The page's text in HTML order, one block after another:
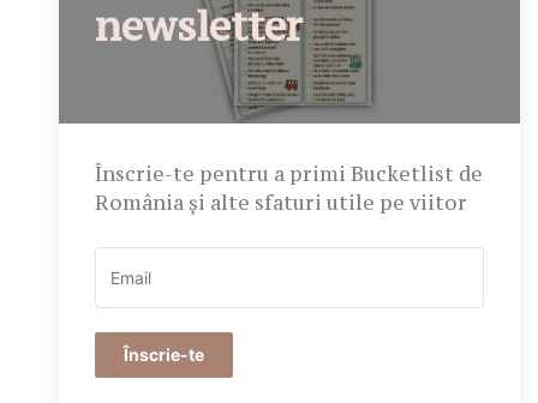
newsletter
Înscrie-te pentru a primi Bucketlist de
România și alte sfaturi utile pe viitor
Înscrie-te